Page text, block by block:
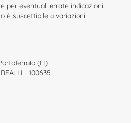
per eventuali errate indicazioni.
è suscettibile a variazioni.
(LI)
LI - 100635